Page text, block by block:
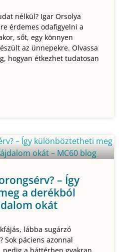
nélkül? Igar Orsolya
érdemes odafigyelni a
sőt, egy könnyen
az ünnepekre. Olvassa
hogyan étkezhet tudatosan
– Így
a derékból
okát
lábba sugárzó
Sok páciens azonnal